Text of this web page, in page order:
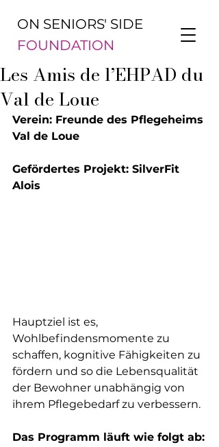
ON SENIORS' SIDE
FOUNDATION
Les Amis de l’EHPAD du
Val de Loue
Verein: Freunde des Pflegeheims
Val de Loue
Gefördertes Projekt: SilverFit
Alois
Hauptziel ist es,
Wohlbefindensmomente zu
schaffen, kognitive Fähigkeiten zu
fördern und so die Lebensqualität
der Bewohner unabhängig von
ihrem Pflegebedarf zu verbessern.
Das Programm läuft wie folgt ab: